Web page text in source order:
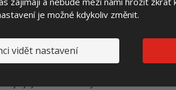
je možné kdykoliv změnit.
vidět nastavení
vylepování plakátů, a zároveň
Materiál a konstrukce dveří eliminuje
prohnutí. Dveře jsou dostatečně odolné
nebo destrukci.
Otevírání dveří je